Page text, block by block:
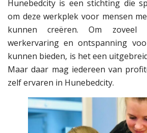
Hunebedcity is een stichting die
om deze werkplek voor mensen
kunnen creëren. Om zoveel
werkervaring en ontspanning
kunnen bieden, is het een
Maar daar mag iedereen van
zelf ervaren in Hunebedcity.